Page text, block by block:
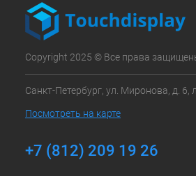
Copyright 2025 © Все права
Санкт-Петербург, ул. Миронова, д. 6,
Посмотреть на карте
+7 (812) 209 19 26